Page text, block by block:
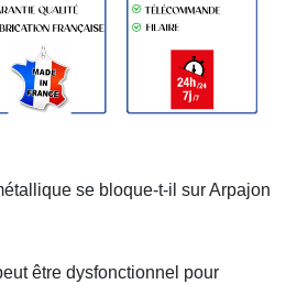
se bloque-t-il sur Arpajon
être dysfonctionnel pour